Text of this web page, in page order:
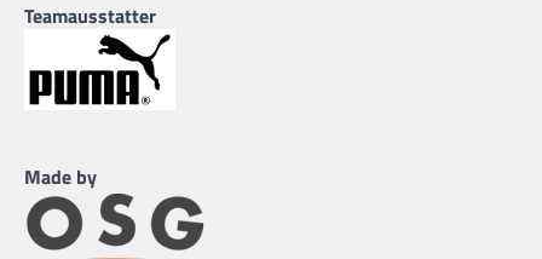
Teamausstatter
Made by